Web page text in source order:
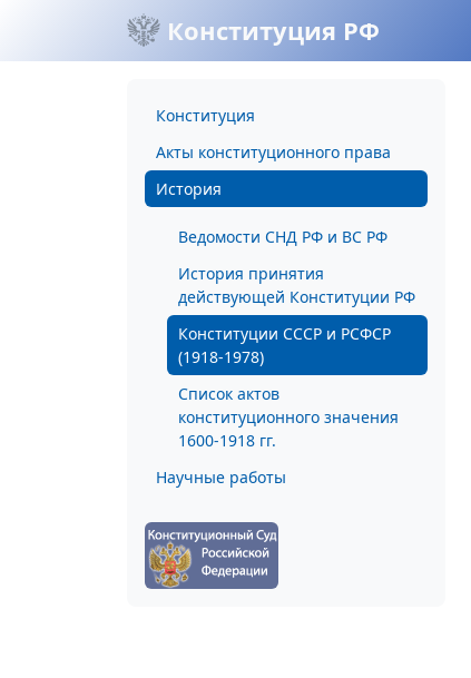
Конституция РФ
Конституция
Акты конституционного права
История
Ведомости СНД РФ и ВС РФ
История принятия
действующей Конституции РФ
Конституции СССР и РСФСР
(1918-1978)
Список актов
конституционного значения
1600-1918 гг.
Научные работы